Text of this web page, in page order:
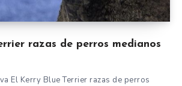
razas de perros medianos
El Kerry Blue Terrier razas de perros